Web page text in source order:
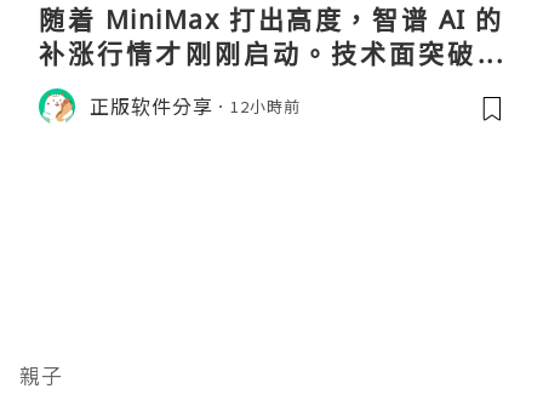
随着 MiniMax 打出高度，智谱 AI 的
补涨行情才刚刚启动。技术面突破在
即，基本面逻辑硬朗，目标先看 170，
顺势做多，在巨头上市潮来临前享受泡
正版软件分享 12小時前
親子